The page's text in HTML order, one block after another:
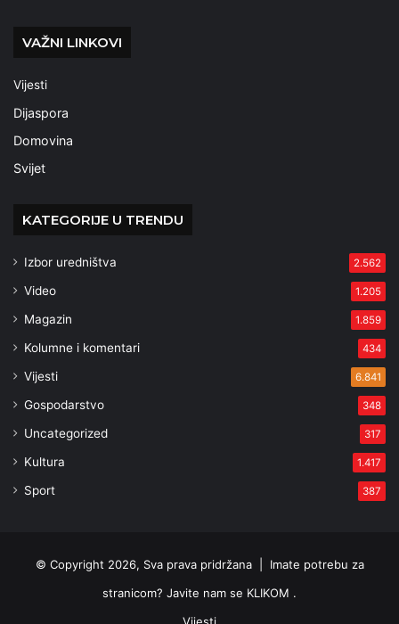
VAŽNI LINKOVI
Vijesti
Dijaspora
Domovina
Svijet
KATEGORIJE U TRENDU
Izbor uredništva 2.562
Video 1.205
Magazin 1.859
Kolumne i komentari 434
Vijesti 6.841
Gospodarstvo 348
Uncategorized 317
Kultura 1.417
Sport 387
© Copyright 2026, Sva prava pridržana | Imate potrebu za
stranicom? Javite nam se KLIKOM .